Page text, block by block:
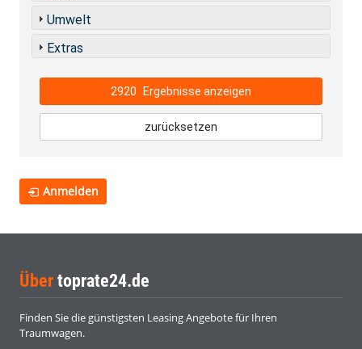
Umwelt
Extras
2920 Ergebnisse anzeigen
zurücksetzen
Anmelden
Über toprate24.de
Finden Sie die günstigsten Leasing Angebote für Ihren
Traumwagen.